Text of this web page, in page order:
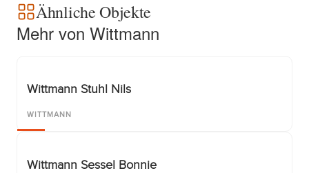
Ähnliche Objekte
Mehr von Wittmann
Wittmann Stuhl Nils
WITTMANN
Wittmann Sessel Bonnie